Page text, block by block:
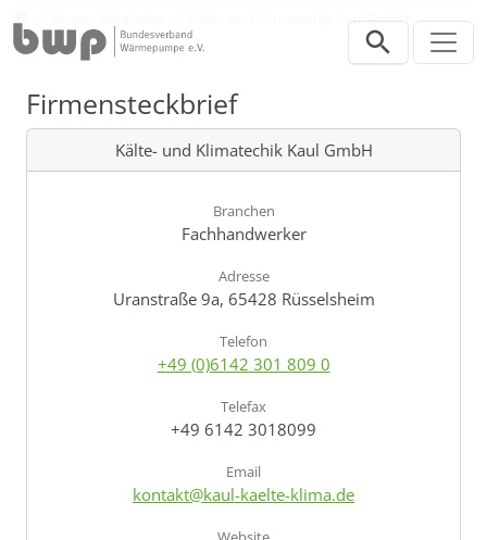
Kälte- und Klimatechik Kaul GmbH
Firmensteckbrief
Kälte- und Klimatechik Kaul GmbH
Branchen
Fachhandwerker
Adresse
Uranstraße 9a, 65428 Rüsselsheim
Telefon
+49 (0)6142 301 809 0
Telefax
+49 6142 3018099
Email
kontakt@kaul-kaelte-klima.de